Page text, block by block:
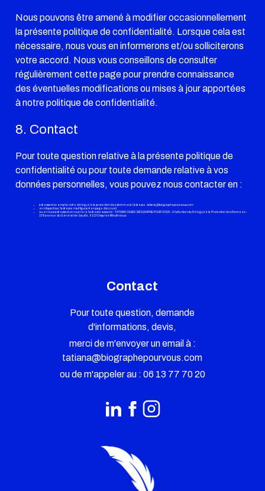
Nous pouvons être amené à modifier occasionnellement
la présente politique de confidentialité. Lorsque cela est
nécessaire, nous vous en informerons et/ou solliciterons
votre accord. Nous vous conseillons de consulter
régulièrement cette page pour prendre connaissance
des éventuelles modifications ou mises à jour apportées
à notre politique de confidentialité.
8. Contact
Pour toute question relative à la présente politique de
confidentialité ou pour toute demande relative à vos
données personnelles, vous pouvez nous contacter en :
adressant un email à notre délégué à la protection des données à l’adresse : tatiana@biographepourvous.com
en cliquant sur l’adresse mail figurant en page d’accueil
ou en nous adressant un courrier à l’adresse suivante : TATIANA OGIER / BIOGRAPHE POUR VOUS – A l’attention du Délégué à la Protection des Données –
138 avenue du Général de Gaulle, 92130 Issy-les-Moulineaux.
Contact
Pour toute question, demande
d'informations, devis,
merci de m'envoyer un email à :
tatiana@biographepourvous.com
ou de m'appeler au : 06 13 77 70 20